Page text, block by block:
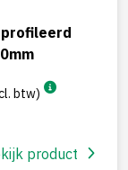
btw)
product